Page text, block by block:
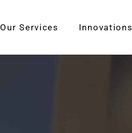
Our Services Innovations